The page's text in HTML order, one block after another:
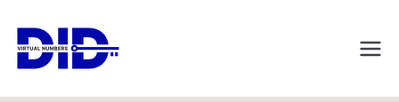
содержимому
DIDVirtualNumb